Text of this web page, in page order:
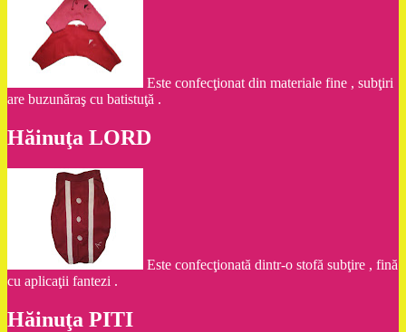
Este confecţionat din materiale fine , subţiri
are buzunăraş cu batistuţă .
Hăinuţa LORD
Este confecţionată dintr-o stofă subţire , fină
cu aplicaţii fantezi .
Hăinuţa PITI